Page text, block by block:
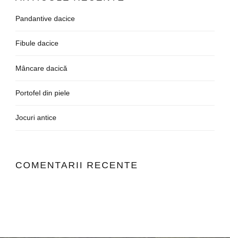
Pandantive dacice
Fibule dacice
Mâncare dacică
Portofel din piele
Jocuri antice
COMENTARII RECENTE